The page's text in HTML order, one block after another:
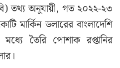
তথ্য অনুযায়ী, গত ২০২২-২৩
মার্কিন ডলারের বাংলাদেশি
তৈরি পোশাক রপ্তানির